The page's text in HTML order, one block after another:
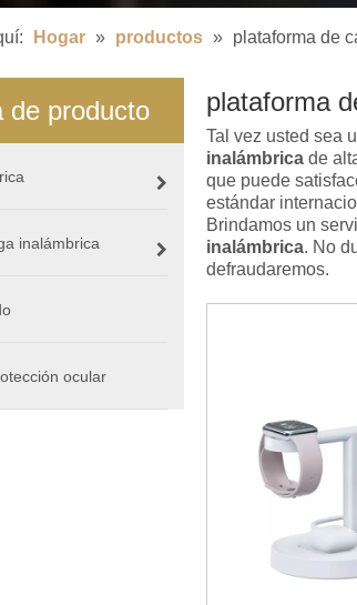
Hogar » productos » plataforma de
de producto
inalámbrica
ocular
plataforma
Tal vez usted sea
inalámbrica de
que puede
estándar
Brindamos un
inalámbrica. No
defraudaremos.